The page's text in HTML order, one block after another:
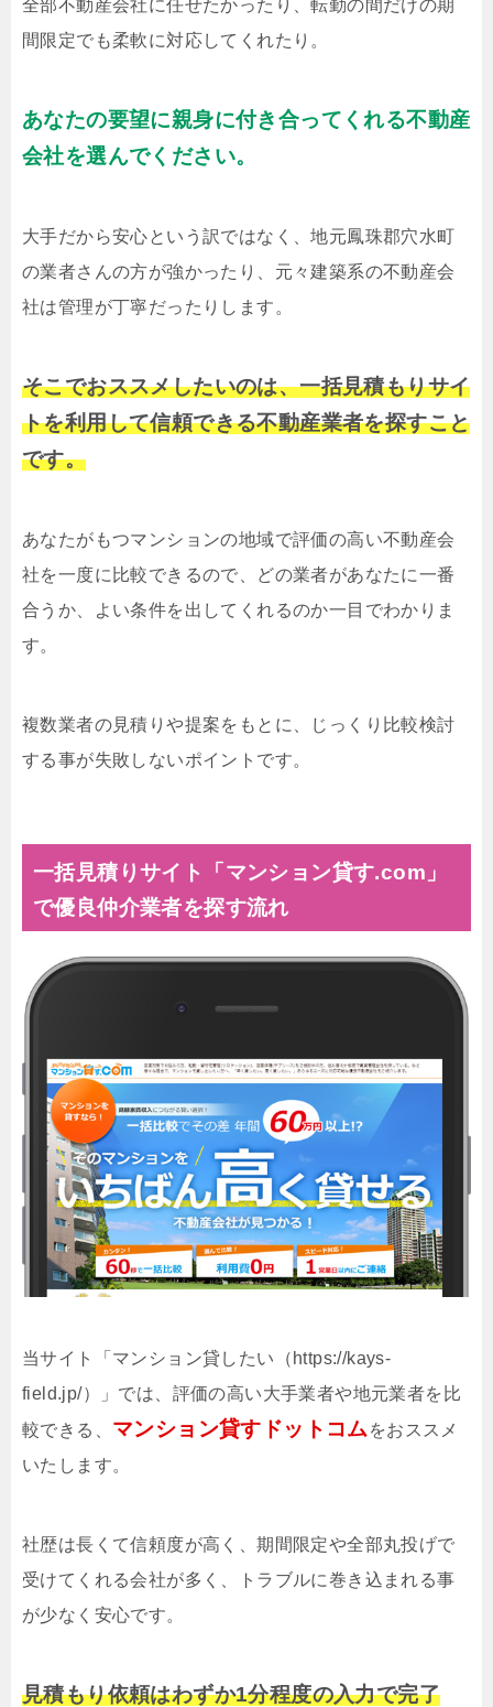
全部不動産会社に任せたかったり、転勤の間だけの期
間限定でも柔軟に対応してくれたり。
あなたの要望に親身に付き合ってくれる不動産
会社を選んでください。
大手だから安心という訳ではなく、地元鳳珠郡穴水町
の業者さんの方が強かったり、元々建築系の不動産会
社は管理が丁寧だったりします。
そこでおススメしたいのは、一括見積もりサイ
トを利用して信頼できる不動産業者を探すこと
です。
あなたがもつマンションの地域で評価の高い不動産会
社を一度に比較できるので、どの業者があなたに一番
合うか、よい条件を出してくれるのか一目でわかりま
す。
複数業者の見積りや提案をもとに、じっくり比較検討
する事が失敗しないポイントです。
一括見積りサイト「マンション貸す.com」
で優良仲介業者を探す流れ
当サイト「マンション貸したい（https://kays-
field.jp/）」では、評価の高い大手業者や地元業者を比
較できる、 マンション貸すドットコム をおススメ
いたします。
社歴は長くて信頼度が高く、期間限定や全部丸投げで
受けてくれる会社が多く、トラブルに巻き込まれる事
が少なく安心です。
見積もり依頼はわずか1分程度の入力で完了